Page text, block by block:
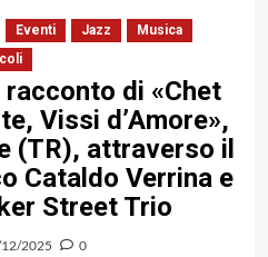
Eventi Jazz
Musica
di «Chet
Vissi d’Amore»,
(TR), attraverso il
Cataldo Verrina e
Street Trio
2025 0